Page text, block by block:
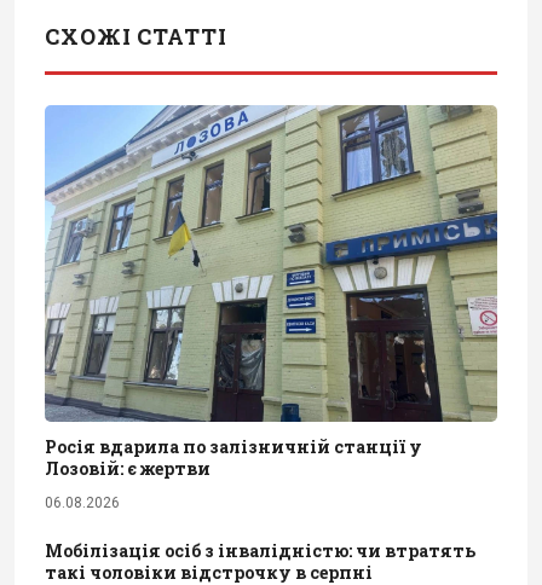
СХОЖІ СТАТТІ
Росія вдарила по залізничній станції у
Лозовій: є жертви
06.08.2026
Мобілізація осіб з інвалідністю: чи втратять
такі чоловіки відстрочку в серпні